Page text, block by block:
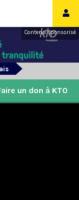
Contenu sponsorisé
un don à KTO